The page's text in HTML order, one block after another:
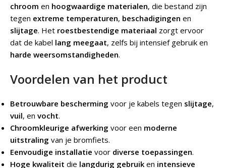
chroom en hoogwaardige materialen, die bestand zijn
tegen extreme temperaturen, beschadigingen en
slijtage. Het roestbestendige materiaal zorgt ervoor
dat de kabel lang meegaat, zelfs bij intensief gebruik en
harde weersomstandigheden.
Voordelen van het product
Betrouwbare bescherming voor je kabels tegen slijtage,
vuil, en vocht.
Chroomkleurige afwerking voor een moderne
uitstraling van je bromfiets.
Eenvoudige installatie voor diverse toepassingen.
Hoge kwaliteit die langdurig gebruik en intensieve